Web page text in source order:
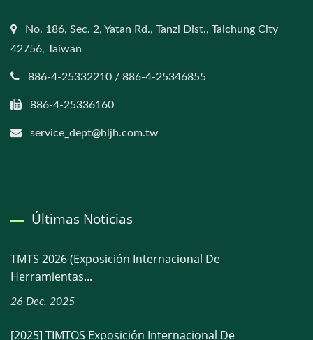
No. 186, Sec. 2, Yatan Rd., Tanzi Dist., Taichung City
42756, Taiwan
886-4-25332210 / 886-4-25346855
886-4-25336160
service_dept@hljh.com.tw
Últimas Noticias
TMTS 2026 (Exposición Internacional De
Herramientas...
26 Dec, 2025
[2025] TIMTOS Exposición Internacional De